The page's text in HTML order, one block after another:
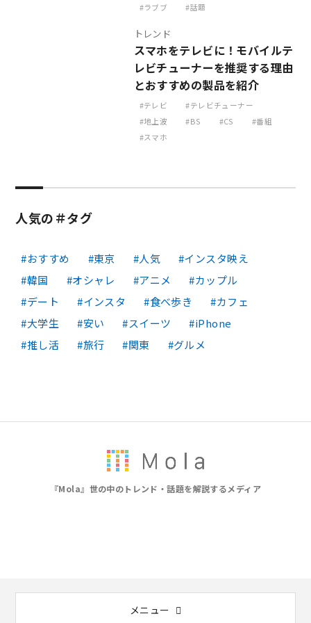
ラブブ 話題
トレンド
スマホをテレビに！モバイルテ
レビチューナーを推奨する理由
とおすすめの製品を紹介
テレビ
テレビチューナー
地上波
BS CS
番組
スマホ
人気の＃タグ
おすすめ 東京 人気
インスタ映え
韓国
オシャレ アニメ
カップル
デート
インスタ 食べ歩き
カフェ
大学生
安い スイーツ
iPhone
推し活
旅行 関東 グルメ
『Mola』世の中のトレンド・話題を解説するメディア
メニュー